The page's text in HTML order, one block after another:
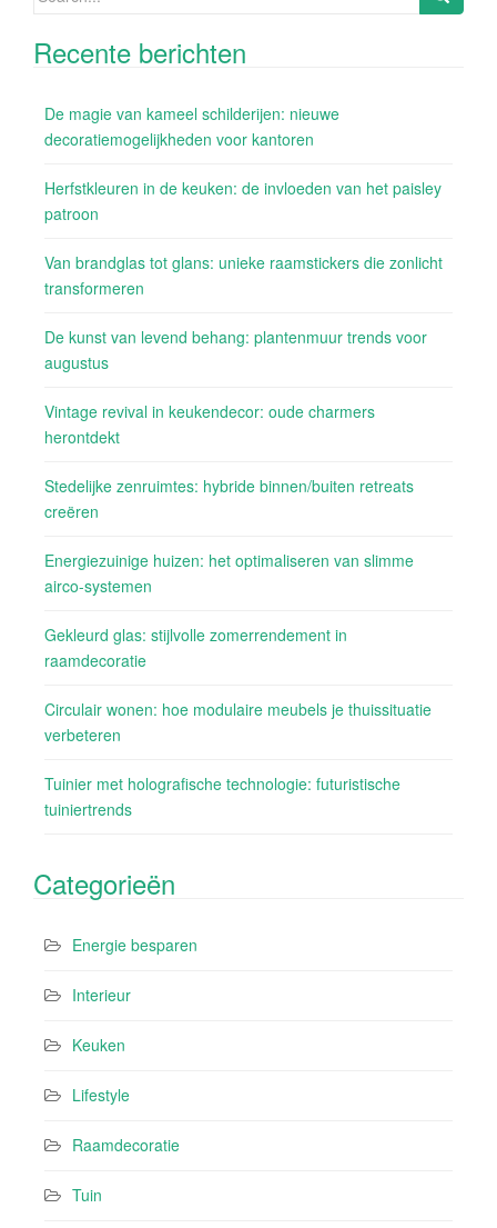
Recente berichten
De magie van kameel schilderijen: nieuwe
decoratiemogelijkheden voor kantoren
Herfstkleuren in de keuken: de invloeden van het paisley
patroon
Van brandglas tot glans: unieke raamstickers die zonlicht
transformeren
De kunst van levend behang: plantenmuur trends voor
augustus
Vintage revival in keukendecor: oude charmers
herontdekt
Stedelijke zenruimtes: hybride binnen/buiten retreats
creëren
Energiezuinige huizen: het optimaliseren van slimme
airco-systemen
Gekleurd glas: stijlvolle zomerrendement in
raamdecoratie
Circulair wonen: hoe modulaire meubels je thuissituatie
verbeteren
Tuinier met holografische technologie: futuristische
tuiniertrends
Categorieën
Energie besparen
Interieur
Keuken
Lifestyle
Raamdecoratie
Tuin